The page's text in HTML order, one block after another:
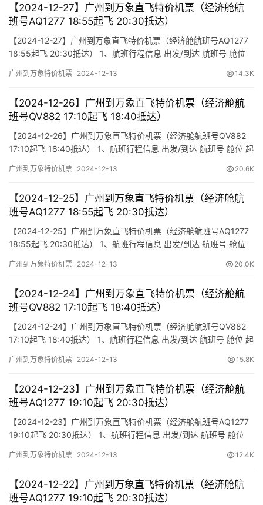
【2024-12-27】广州到万象直飞特价机票（经济舱航
班号AQ1277 18:55起飞 20:30抵达）
【2024-12-27】广州到万象直飞特价机票（经济舱航班号AQ1277
18:55起飞 20:30抵达） 1、航班行程信息 出发/到达 航班号 舱位
(class) (Departure Time) (Arrival Time) 出发(TakeOff)…
广州到万象特价机票 2024-12-13 14.3K
【2024-12-26】广州到万象直飞特价机票（经济舱航
班号QV882 17:10起飞 18:40抵达）
【2024-12-26】广州到万象直飞特价机票（经济舱航班号QV882
17:10起飞 18:40抵达） 1、航班行程信息 出发/到达 航班号 舱位 起
(class) (Departure Time) (Arrival Time) 出发(TakeOff) …
广州到万象特价机票 2024-12-13 20.6K
【2024-12-25】广州到万象直飞特价机票（经济舱航
班号AQ1277 18:55起飞 20:30抵达）
【2024-12-25】广州到万象直飞特价机票（经济舱航班号AQ1277
18:55起飞 20:30抵达） 1、航班行程信息 出发/到达 航班号 舱位
(class) (Departure Time) (Arrival Time) 出发(TakeOff)…
广州到万象特价机票 2024-12-13 20.0K
【2024-12-24】广州到万象直飞特价机票（经济舱航
班号QV882 17:10起飞 18:40抵达）
【2024-12-24】广州到万象直飞特价机票（经济舱航班号QV882
17:10起飞 18:40抵达） 1、航班行程信息 出发/到达 航班号 舱位 起
(class) (Departure Time) (Arrival Time) 出发(TakeOff) …
广州到万象特价机票 2024-12-13 15.8K
【2024-12-23】广州到万象直飞特价机票（经济舱航
班号AQ1277 19:10起飞 20:30抵达）
【2024-12-23】广州到万象直飞特价机票（经济舱航班号AQ1277
19:10起飞 20:30抵达） 1、航班行程信息 出发/到达 航班号 舱位
(class) (Departure Time) (Arrival Time) 出发(TakeOff)…
广州到万象特价机票 2024-12-13 12.4K
【2024-12-22】广州到万象直飞特价机票（经济舱航
班号AQ1277 19:10起飞 20:30抵达）